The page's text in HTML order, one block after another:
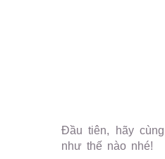
Đầu tiên, hãy
như thế nào nhé!